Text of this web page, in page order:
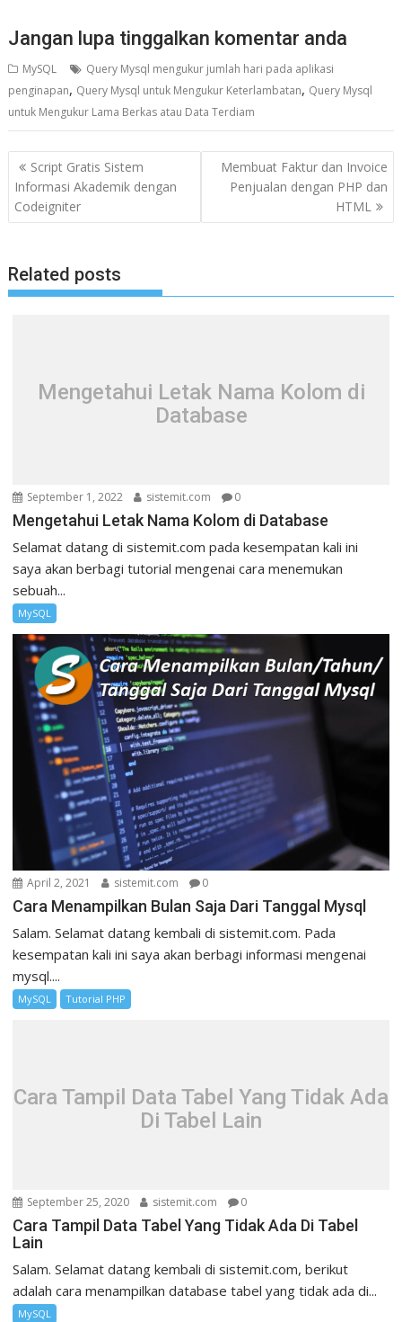
Jangan lupa tinggalkan komentar anda
MySQL
Query Mysql mengukur jumlah hari pada aplikasi
penginapan, Query Mysql untuk Mengukur Keterlambatan, Query Mysql
untuk Mengukur Lama Berkas atau Data Terdiam
N
a
v
g
a
Script Gratis Sistem
Informasi Akademik dengan
Codeigniter
Membuat Faktur dan Invoice
Penjualan dengan PHP dan
HTML
Related posts
Mengetahui Letak Nama Kolom di
Database
September 1, 2022 sistemit.com 0
Mengetahui Letak Nama Kolom di Database
Selamat datang di sistemit.com pada kesempatan kali ini
saya akan berbagi tutorial mengenai cara menemukan
sebuah...
MySQL
April 2, 2021 sistemit.com 0
Cara Menampilkan Bulan Saja Dari Tanggal Mysql
Salam. Selamat datang kembali di sistemit.com. Pada
kesempatan kali ini saya akan berbagi informasi mengenai
mysql....
MySQL Tutorial PHP
Cara Tampil Data Tabel Yang Tidak Ada
Di Tabel Lain
September 25, 2020 sistemit.com 0
Cara Tampil Data Tabel Yang Tidak Ada Di Tabel
Lain
Salam. Selamat datang kembali di sistemit.com, berikut
adalah cara menampilkan database tabel yang tidak ada di...
MySQL